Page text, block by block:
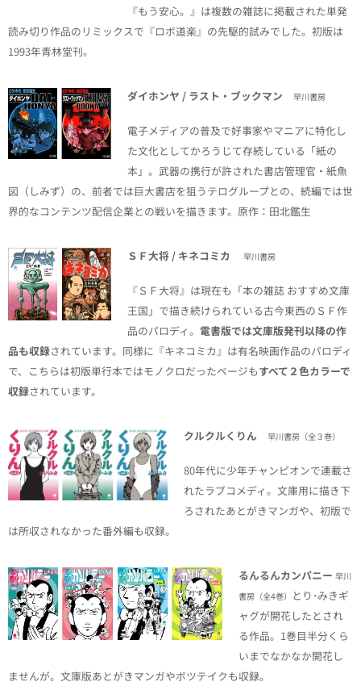
『もう安心。』は複数の雑誌に掲載された単発
読み切り作品のリミックスで『ロボ道楽』の先駆的試みでした。初版は
1993年青林堂刊。
ダイホンヤ / ラスト・ブックマン 早川書房
電子メディアの普及で好事家やマニアに特化し
た文化としてかろうじて存続している「紙の
本」。武器の携行が許された書店管理官・紙魚
図（しみず）の、前者では巨大書店を狙うテログループとの、続編では世
界的なコンテンツ配信企業との戦いを描きます。原作：田北鑑生
ＳＦ大将 / キネコミカ 早川書房
『ＳＦ大将』は現在も「本の雑誌 おすすめ文庫
王国」で描き続けられている古今東西のＳＦ作
品のパロディ。 電書版では文庫版発刊以降の作
品も収録されています。同様に『キネコミカ』は有名映画作品のパロディ
で、こちらは初版単行本ではモノクロだったページもすべて２色カラーで
収録されています。
クルクルくりん 早川書房（全３巻）
80年代に少年チャンピオンで連載さ
れたラブコメディ。文庫用に描き下
ろされたあとがきマンガや、初版で
は所収されなかった番外編も収録。
るんるんカンパニー早川
書房 （全4巻） とり･みきギ
ャグが開花したとされ
る作品。1巻目半分くら
いまでなかなか開花し
ませんが。文庫版あとがきマンガやボツテイクも収録。